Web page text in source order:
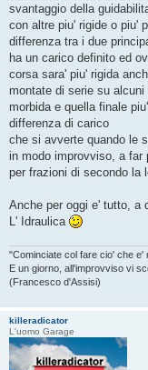
svantaggio della
con altre piu' rigide o piu'
differenza tra i due
ha un carico definito ed
corsa sara' piu' rigida
montate di serie su
morbida e quella finale
differenza di carico
che si avverte quando le
in modo improvviso, a far
per frazioni di secondo la
Anche per oggi e' tutto, a
L' Idraulica
"Cominciate col fare cio' che e'
E un giorno, all'improvviso vi
(Francesco d'Assisi)
killeradicator
L'uomo Garage